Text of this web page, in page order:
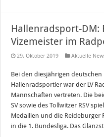
Hallenradsport-DM:
Vizemeister im
29. Oktober 2019 Aktuelle
Bei den diesjährigen
Hallenradsportler war der LV
Mannschaften vertreten. Die
SV sowie des Tollwitzer RSV
Medaillen und die Reideburger
in die 1. Bundesliga. Das